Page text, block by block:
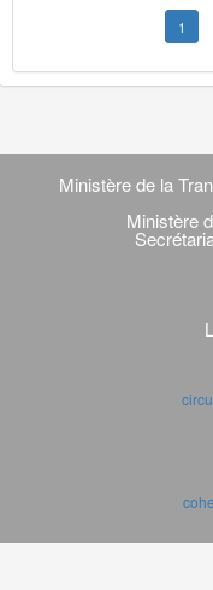
1
Navigation
transverse
Ministère de la
Ministère